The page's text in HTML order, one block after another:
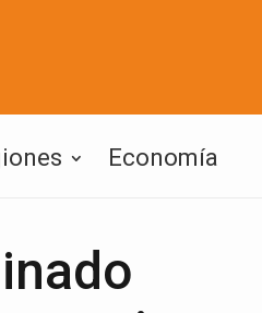
Economía